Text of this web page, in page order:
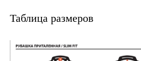
Таблица размеров